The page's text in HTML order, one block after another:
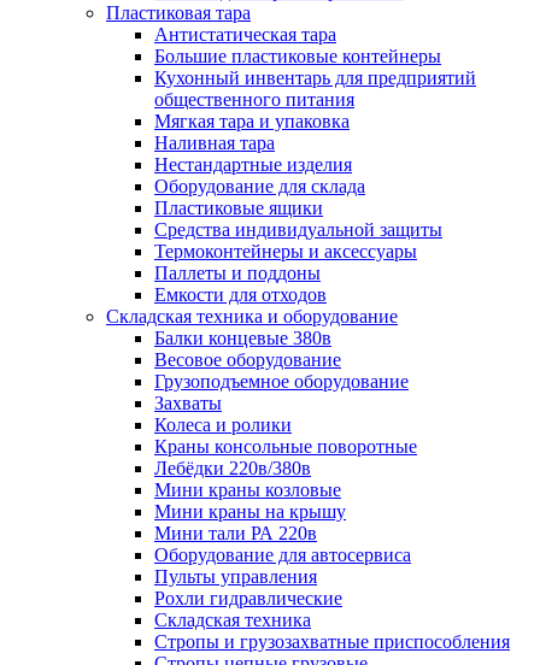
Пластиковая тара
Антистатическая тара
Большие пластиковые контейнеры
Кухонный инвентарь для предприятий
общественного питания
Мягкая тара и упаковка
Наливная тара
Нестандартные изделия
Оборудование для склада
Пластиковые ящики
Средства индивидуальной защиты
Термоконтейнеры и аксессуары
Паллеты и поддоны
Емкости для отходов
Складская техника и оборудование
Балки концевые 380в
Весовое оборудование
Грузоподъемное оборудование
Захваты
Колеса и ролики
Краны консольные поворотные
Лебёдки 220в/380в
Мини краны козловые
Мини краны на крышу
Мини тали РА 220в
Оборудование для автосервиса
Пульты управления
Рохли гидравлические
Складская техника
Стропы и грузозахватные приспособления